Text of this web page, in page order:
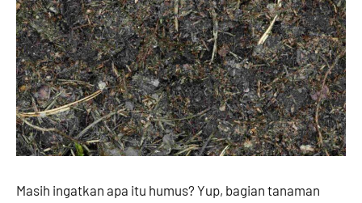
Masih ingatkan apa itu humus? Yup, bagian tanaman